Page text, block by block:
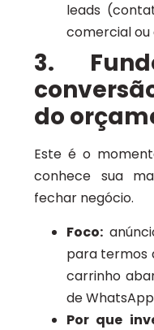
leads
comercial
3.
do
Este é o
conhece sua
fechar negócio.
Foco:
para termos
carrinho
de
Por que